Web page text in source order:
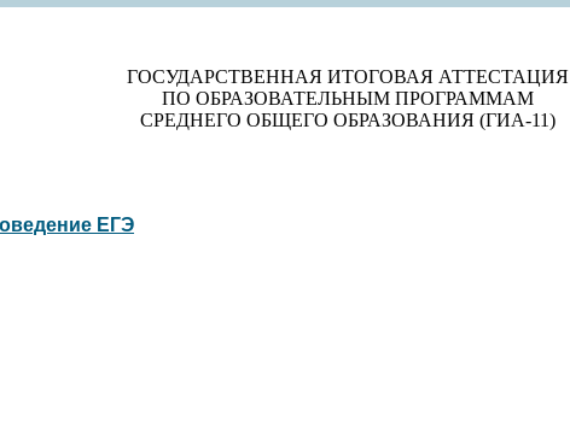
ГОСУДАРСТВЕННАЯ ИТОГОВАЯ АТТЕСТАЦИЯ
ПО ОБРАЗОВАТЕЛЬНЫМ ПРОГРАММАМ
СРЕДНЕГО ОБЩЕГО ОБРАЗОВАНИЯ (ГИА-11)
ЕГЭ